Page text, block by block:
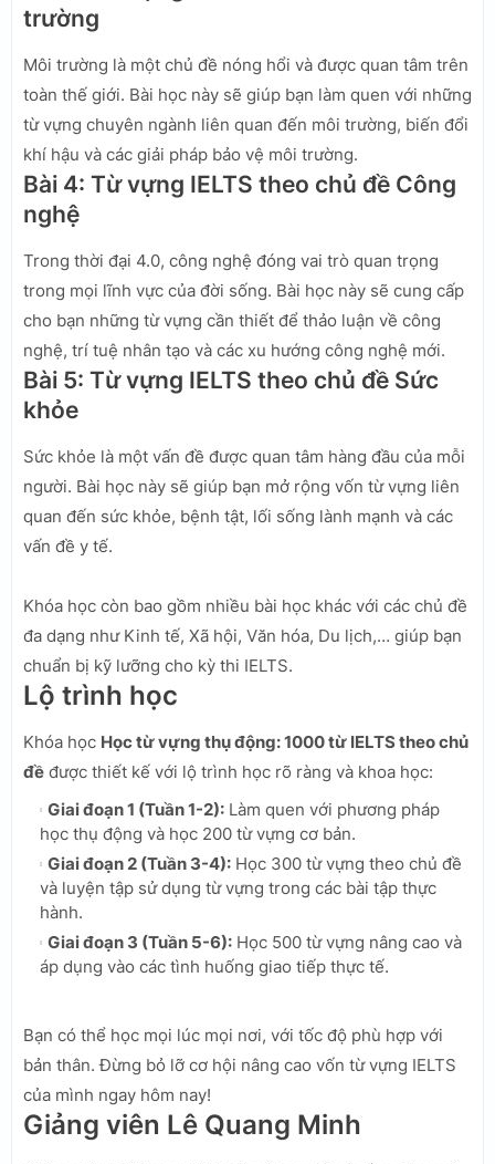
trường
Môi trường là một chủ đề nóng hổi và được quan tâm trên
toàn thế giới. Bài học này sẽ giúp bạn làm quen với những
từ vựng chuyên ngành liên quan đến môi trường, biến đổi
khí hậu và các giải pháp bảo vệ môi trường.
Bài 4: Từ vựng IELTS theo chủ đề Công
nghệ
Trong thời đại 4.0, công nghệ đóng vai trò quan trọng
trong mọi lĩnh vực của đời sống. Bài học này sẽ cung cấp
cho bạn những từ vựng cần thiết để thảo luận về công
nghệ, trí tuệ nhân tạo và các xu hướng công nghệ mới.
Bài 5: Từ vựng IELTS theo chủ đề Sức
khỏe
Sức khỏe là một vấn đề được quan tâm hàng đầu của mỗi
người. Bài học này sẽ giúp bạn mở rộng vốn từ vựng liên
quan đến sức khỏe, bệnh tật, lối sống lành mạnh và các
vấn đề y tế.
Khóa học còn bao gồm nhiều bài học khác với các chủ đề
đa dạng như Kinh tế, Xã hội, Văn hóa, Du lịch,… giúp bạn
chuẩn bị kỹ lưỡng cho kỳ thi IELTS.
Lộ trình học
Khóa học Học từ vựng thụ động: 1000 từ IELTS theo chủ
đề được thiết kế với lộ trình học rõ ràng và khoa học:
Giai đoạn 1 (Tuần 1-2): Làm quen với phương pháp
học thụ động và học 200 từ vựng cơ bản.
Giai đoạn 2 (Tuần 3-4): Học 300 từ vựng theo chủ đề
và luyện tập sử dụng từ vựng trong các bài tập thực
hành.
Giai đoạn 3 (Tuần 5-6): Học 500 từ vựng nâng cao và
áp dụng vào các tình huống giao tiếp thực tế.
Bạn có thể học mọi lúc mọi nơi, với tốc độ phù hợp với
bản thân. Đừng bỏ lỡ cơ hội nâng cao vốn từ vựng IELTS
của mình ngay hôm nay!
Giảng viên Lê Quang Minh